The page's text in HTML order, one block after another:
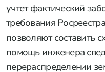
учтет фактический
требования
позволяют составить
помощь инженера
перераспределении